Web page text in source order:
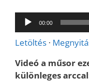
Audió
lejátszó
00:00
Letöltés ·
Videó a műsor
különleges